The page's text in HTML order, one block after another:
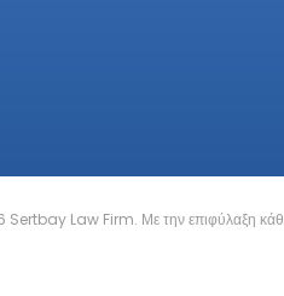
Law Firm. Με την επιφύλαξη κάθε